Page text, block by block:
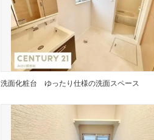
洗面化粧台 ゆったり仕様の洗面スペース